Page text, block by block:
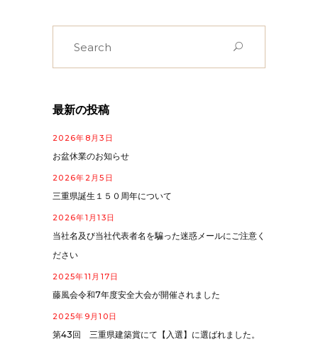
最新の投稿
2026年8月3日
お盆休業のお知らせ
2026年2月5日
三重県誕生１５０周年について
2026年1月13日
当社名及び当社代表者名を騙った迷惑メールにご注意く
ださい
2025年11月17日
藤風会令和7年度安全大会が開催されました
2025年9月10日
第43回 三重県建築賞にて【入選】に選ばれました。